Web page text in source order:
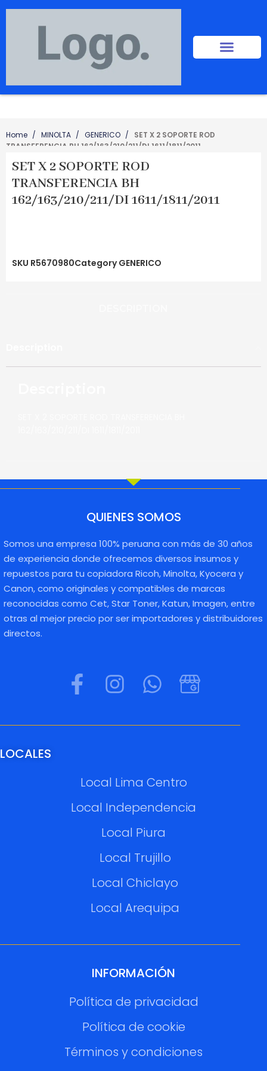
Home MINOLTA GENERICO
SET X 2 SOPORTE ROD
TRANSFERENCIA BH 162/163/210/211/DI 1611/1811/2011
SET X 2 SOPORTE ROD
TRANSFERENCIA BH
162/163/210/211/DI 1611/1811/2011
SKU R5670980Category GENERICO
QUIENES SOMOS
Somos una empresa 100% peruana con más de 30 años
de experiencia donde ofrecemos diversos insumos y
repuestos para tu copiadora Ricoh, Minolta, Kyocera y
Canon, como originales y compatibles de marcas
reconocidas como Cet, Star Toner, Katun, Imagen, entre
otras al mejor precio por ser importadores y distribuidores
directos.
LOCALES
Local Lima Centro
Local Independencia
Local Piura
Local Trujillo
Local Chiclayo
Local Arequipa
INFORMACIÓN
Política de privacidad
Política de cookie
Términos y condiciones